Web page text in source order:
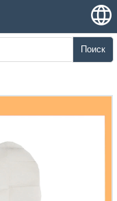
Поиск